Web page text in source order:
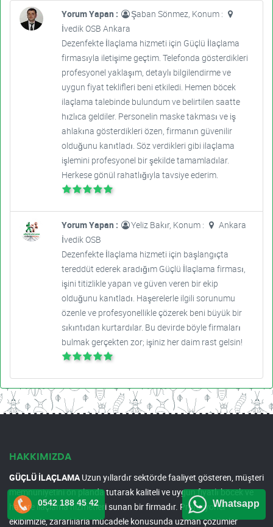
Yorum Yapan :
Şaban Sönmez, Konum :
İvedik OSB Ankara
Dezenfekte İlaçlama hizmeti için Güçlü İlaçlama
firmasıyla iletişime geçtim. Telefonda gösterdikleri
profesyonel yaklaşım, detaylı bilgilendirme ve
uygun fiyat teklifleri beni etkiledi. Hemen böcek
ilaçlama talebinde bulundum ve belirtilen saatte
hızlıca geldiler. Personelin maske takması ve iş
ahlakına gösterdikleri özen, firmanın güvenilir
olduğunu kanıtladı. Söz verdikleri gibi ilaçlama
işlemini profesyonel bir şekilde tamamladılar.
Herkese gönül rahatlığıyla tavsiye ederim.
Yorum Yapan : Yeliz Bakır, Konum :
Ankara
İvedik OSB
Dezenfekte İlaçlama hizmeti için başlangıçta
tereddüt ederek aradığım Güçlü İlaçlama firması,
işini titizlikle yapan ve güven veren bir ekip
olduğunu kanıtladı. Haşerelerle ilgili sorunumu
özenle ve profesyonellikle çözerek beni büyük bir
sıkıntıdan kurtardılar. Bu devirde böyle firmaları
bulmak gerçekten zor; işiniz her daim rast gelsin!
HAKKIMIZDA
GÜÇLÜ İLAÇLAMAUzun yıllardır sektörde faaliyet gösteren, müşteri
memnuniyetini ön planda tutarak kaliteli ve uygun fiyatlı böcek ve
haşere ilaçlama hizmetleri sunan bir firmadır. Profesyonel
ekibimizle, zararlılarla mücadele konusunda uzman çözümler
0542 188 45 42 Whatsapp